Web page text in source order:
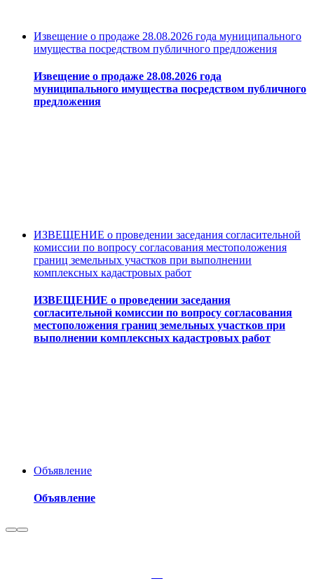
Извещение о продаже 28.08.2026 года муниципального
имущества посредством публичного предложения
Извещение о продаже 28.08.2026 года
муниципального имущества посредством публичного
предложения
ИЗВЕЩЕНИЕ о проведении заседания согласительной
комиссии по вопросу согласования местоположения
границ земельных участков при выполнении
комплексных кадастровых работ
ИЗВЕЩЕНИЕ о проведении заседания
согласительной комиссии по вопросу согласования
местоположения границ земельных участков при
выполнении комплексных кадастровых работ
Объявление
Объявление